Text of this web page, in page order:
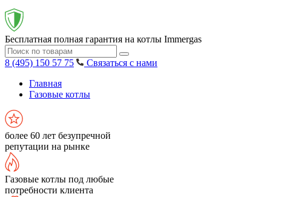
Бесплатная полная гарантия на котлы Immergas
8 (495) 150 57 75
Связаться с нами
Главная
Газовые котлы
более 60 лет безупречной
репутации на рынке
Газовые котлы под любые
потребности клиента